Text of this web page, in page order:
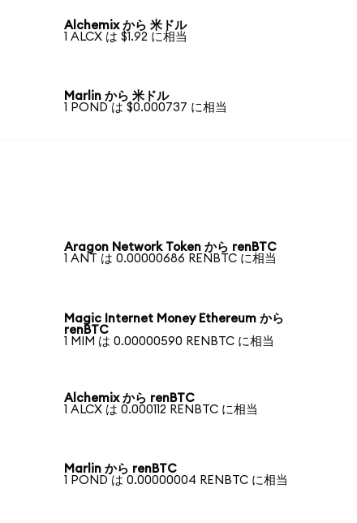
Alchemix から 米ドル
1 ALCX は $1.92 に相当
Marlin から 米ドル
1 POND は $0.000737 に相当
Aragon Network Token から renBTC
1 ANT は 0.00000686 RENBTC に相当
Magic Internet Money Ethereum から
renBTC
1 MIM は 0.00000590 RENBTC に相当
Alchemix から renBTC
1 ALCX は 0.000112 RENBTC に相当
Marlin から renBTC
1 POND は 0.00000004 RENBTC に相当